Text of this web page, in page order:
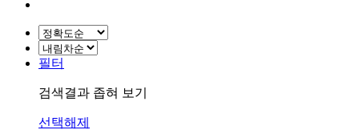
필터
검색결과 좁혀 보기
선택해제